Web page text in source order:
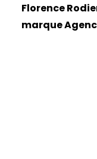
Florence
marque